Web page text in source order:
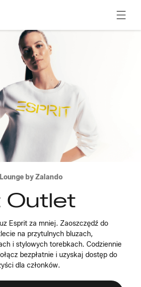
by Zalando
Outlet
Esprit za mniej. Zaoszczędź do
na przytulnych bluzach,
i stylowych torebkach. Codziennie
bezpłatnie i uzyskaj dostęp do
dla członków.